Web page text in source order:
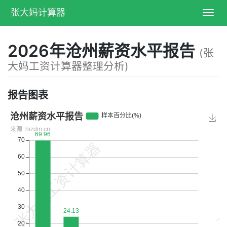
张大妈计算器
2026年沧州薪资水平报告 (张
大妈工资计算器整理分析)
报告图表